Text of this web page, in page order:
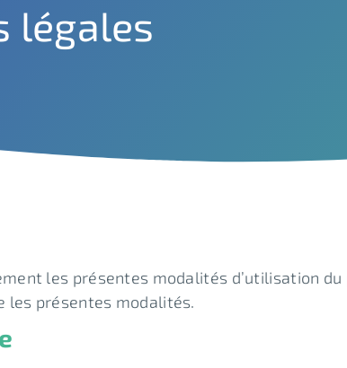
légales
les présentes modalités d’utilisation
les présentes modalités.